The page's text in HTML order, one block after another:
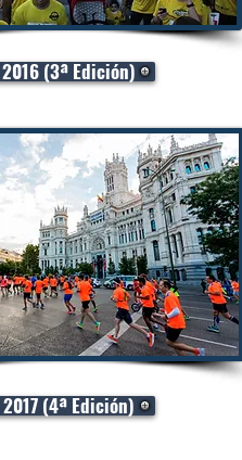
2016 (3ª Edición)
2017 (4ª Edición)